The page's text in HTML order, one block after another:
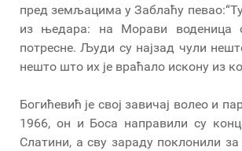
пред земљацима у Заблаћу
из њедара: на Морави воденица
потресне. Људи су најзад чули
нешто што их је враћало искону из
Богићевић је свој завичај волео и
1966, он и Боса направили су
Слатини, а сву зараду поклонили